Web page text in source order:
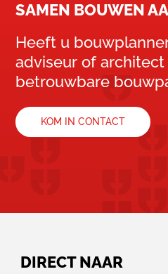
SAMEN BOUWEN
Heeft u
adviseur of
betrouwbare
KOM IN CONTACT
DIRECT NAAR